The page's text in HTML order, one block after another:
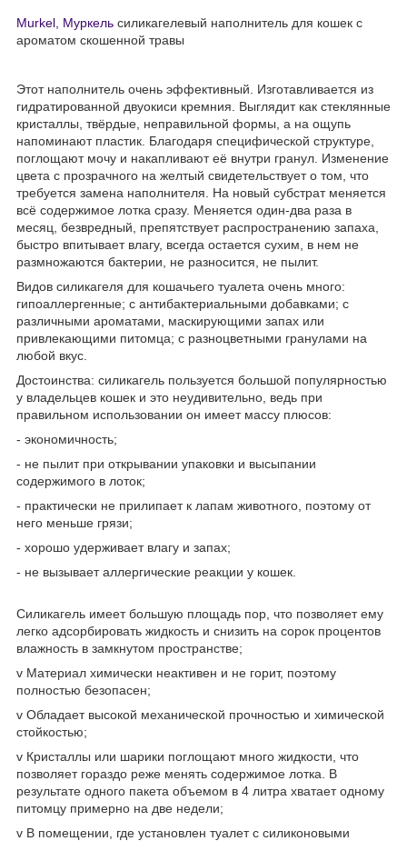
Murkel, Муркель силикагелевый наполнитель для кошек с
ароматом скошенной травы
Этот наполнитель очень эффективный. Изготавливается из
гидратированной двуокиси кремния. Выглядит как стеклянные
кристаллы, твёрдые, неправильной формы, а на ощупь
напоминают пластик. Благодаря специфической структуре,
поглощают мочу и накапливают её внутри гранул. Изменение
цвета с прозрачного на желтый свидетельствует о том, что
требуется замена наполнителя. На новый субстрат меняется
всё содержимое лотка сразу. Меняется один-два раза в
месяц, безвредный, препятствует распространению запаха,
быстро впитывает влагу, всегда остается сухим, в нем не
размножаются бактерии, не разносится, не пылит.
Видов силикагеля для кошачьего туалета очень много:
гипоаллергенные; с антибактериальными добавками; с
различными ароматами, маскирующими запах или
привлекающими питомца; с разноцветными гранулами на
любой вкус.
Достоинства: силикагель пользуется большой популярностью
у владельцев кошек и это неудивительно, ведь при
правильном использовании он имеет массу плюсов:
- экономичность;
- не пылит при открывании упаковки и высыпании
содержимого в лоток;
- практически не прилипает к лапам животного, поэтому от
него меньше грязи;
- хорошо удерживает влагу и запах;
- не вызывает аллергические реакции у кошек.
Силикагель имеет большую площадь пор, что позволяет ему
легко адсорбировать жидкость и снизить на сорок процентов
влажность в замкнутом пространстве;
v Материал химически неактивен и не горит, поэтому
полностью безопасен;
v Обладает высокой механической прочностью и химической
стойкостью;
v Кристаллы или шарики поглощают много жидкости, что
позволяет гораздо реже менять содержимое лотка. В
результате одного пакета объемом в 4 литра хватает одному
питомцу примерно на две недели;
v В помещении, где установлен туалет с силиконовыми